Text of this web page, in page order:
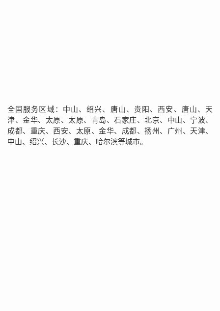
全国服务区域：中山、绍兴、唐山、贵阳、西安、唐山、天
津、金华、太原、太原、青岛、石家庄、北京、中山、宁波、
成都、重庆、西安、太原、金华、成都、扬州、广州、天津、
中山、绍兴、长沙、重庆、哈尔滨等城市。